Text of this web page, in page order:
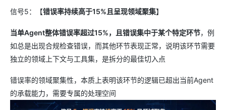
信号5：【错误率持续高于15%且呈现领域聚集】
当单Agent整体错误率超过15%，且错误集中于某个特定环节，例
如总是出现合规检查错误，而其他环节表现正常，说明该环节需要
独立的领域上下文与工具集，是拆分的最佳切入点
错误率的领域聚集性，本质上表明该环节的逻辑已超出当前Agent
的承载能力，需要专属的处理空间